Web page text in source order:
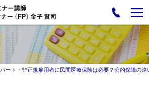
パート・非正規雇用者に民間医療保険は必要？公的保障の